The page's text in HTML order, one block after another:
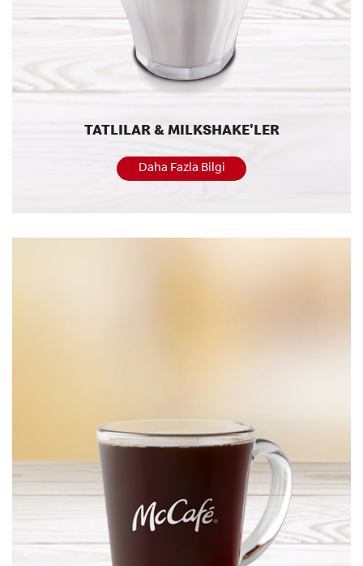
TATLILAR & MILKSHAKE'LER
Daha Fazla Bilgi